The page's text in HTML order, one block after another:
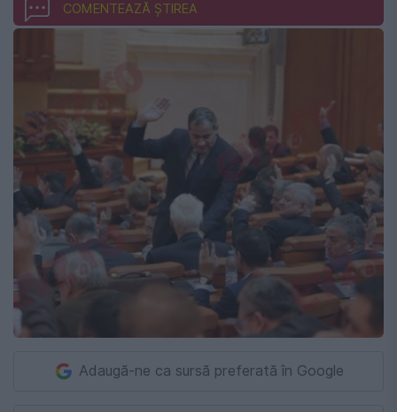
COMENTEAZĂ ȘTIREA
Adaugă-ne ca sursă preferată în Google